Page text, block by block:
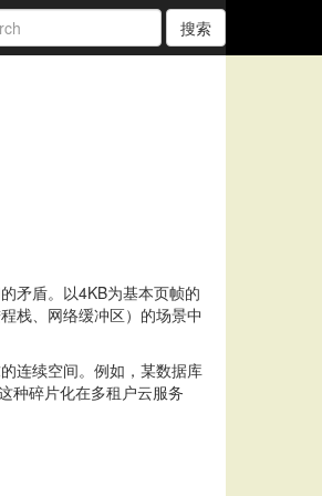
搜索
矛盾。以4KB为基本页帧的
栈、网络缓冲区）的场景中
连续空间。例如，某数据库
种碎片化在多租户云服务